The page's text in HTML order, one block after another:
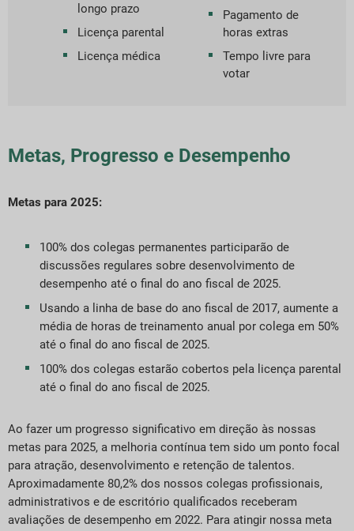
longo prazo
Licença parental
Licença médica
Pagamento de
horas extras
Tempo livre para
votar
Metas, Progresso e Desempenho
Metas para 2025:
100% dos colegas permanentes participarão de
discussões regulares sobre desenvolvimento de
desempenho até o final do ano fiscal de 2025.
Usando a linha de base do ano fiscal de 2017, aumente a
média de horas de treinamento anual por colega em 50%
até o final do ano fiscal de 2025.
100% dos colegas estarão cobertos pela licença parental
até o final do ano fiscal de 2025.
Ao fazer um progresso significativo em direção às nossas
metas para 2025, a melhoria contínua tem sido um ponto focal
para atração, desenvolvimento e retenção de talentos.
Aproximadamente 80,2% dos nossos colegas profissionais,
administrativos e de escritório qualificados receberam
avaliações de desempenho em 2022. Para atingir nossa meta